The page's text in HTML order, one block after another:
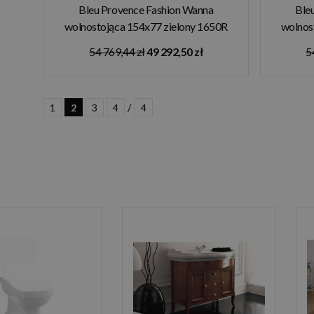
Bleu Provence Fashion Wanna
wolnostojąca 154x77 zielony 1650R
54 769,44 zł49 292,50 zł
1 2 3 4 / 4